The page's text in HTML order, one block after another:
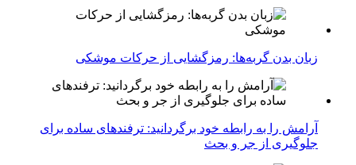
زبان بدن گربه‌ها: رمزگشایی از حرکات موشکی
آرامش را به رابطه خود برگردانید: ترفندهای ساده برای
جلوگیری از جر و بحث